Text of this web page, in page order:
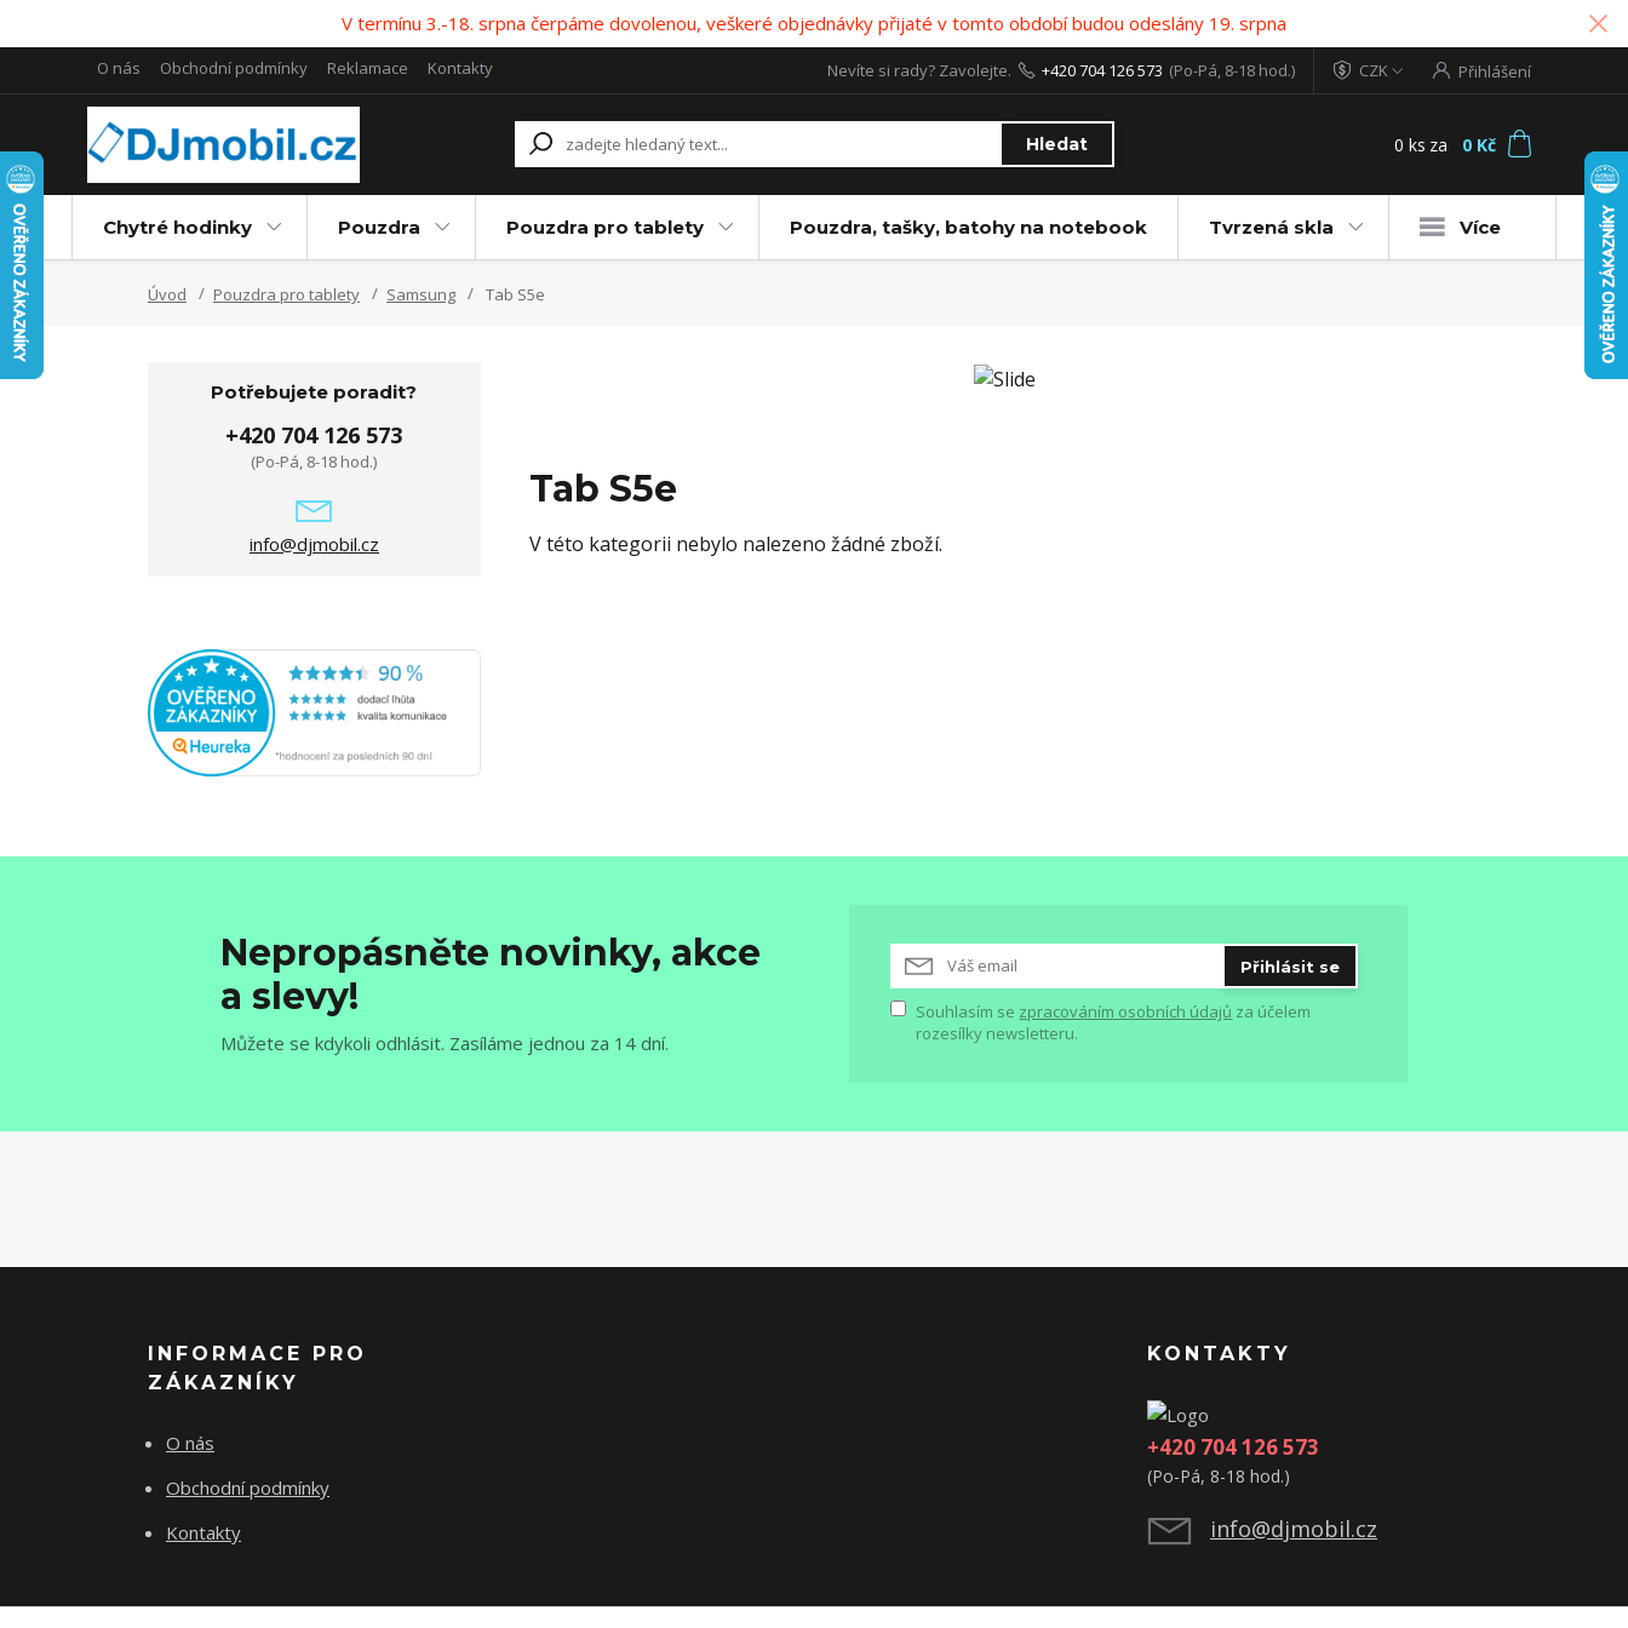
V termínu 3.-18. srpna čerpáme dovolenou, veškeré objednávky přijaté v tomto období budou odeslány 19. srpna
O nás Obchodní podmínky Reklamace Kontakty CZK Přihlášení
Hledat
Nevíte si rady? Zavolejte. +420 704 126 573 (Po-Pá, 8-18 hod.)
0 ks za 0 Kč
Chytré hodinky Pouzdra Pouzdra pro tablety Pouzdra, tašky, batohy na notebook Tvrzená skla Více
Úvod Pouzdra pro tablety Samsung Tab S5e
Tab S5e
V této kategorii nebylo nalezeno žádné zboží.
Potřebujete poradit?
+420 704 126 573
(Po-Pá, 8-18 hod.)
info@djmobil.cz
Nepropásněte novinky, akce
a slevy!
Můžete se kdykoli odhlásit. Zasíláme jednou za 14 dní.
Přihlásit se
Souhlasím se zpracováním osobních údajů za účelem
rozesílky newsletteru.
INFORMACE PRO
ZÁKAZNÍKY
O nás
Obchodní podmínky
Kontakty
KONTAKTY
+420 704 126 573
(Po-Pá, 8-18 hod.)
info@djmobil.cz